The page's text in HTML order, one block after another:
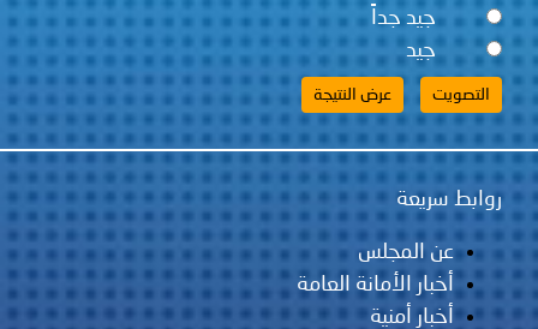
جيد جداً
جيد
روابط سريعة
عن المجلس
أخبار الأمانة العامة
أخبار أمنية